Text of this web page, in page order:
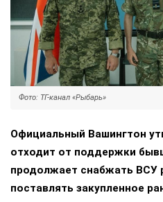
Фото: ТГ-канал «Рыбарь»
Официальный Вашингтон
отходит от поддержки
продолжает снабжать ВСУ
поставлять закупленное